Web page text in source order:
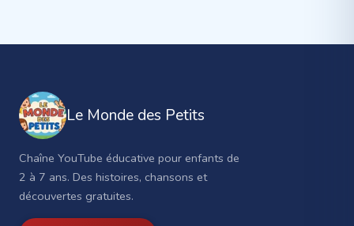
Le Monde des Petits
Chaîne YouTube éducative pour enfants de
2 à 7 ans. Des histoires, chansons et
découvertes gratuites.